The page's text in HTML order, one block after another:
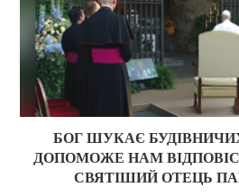
БОГ ШУКАЄ
ДОПОМОЖЕ НАМ
СВЯТІШИЙ ОТЕЦЬ